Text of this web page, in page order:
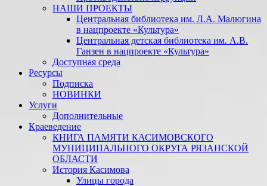
НАШИ ПРОЕКТЫ
Центральная библиотека им. Л.А. Малюгина
в нацпроекте «Культура»
Центральная детская библиотека им. А.В.
Ганзен в нацпроекте «Культура»
Доступная среда
Ресурсы
Подписка
НОВИНКИ
Услуги
Дополнительные
Краеведение
КНИГА ПАМЯТИ КАСИМОВСКОГО
МУНИЦИПАЛЬНОГО ОКРУГА РЯЗАНСКОЙ
ОБЛАСТИ
История Касимова
Улицы города